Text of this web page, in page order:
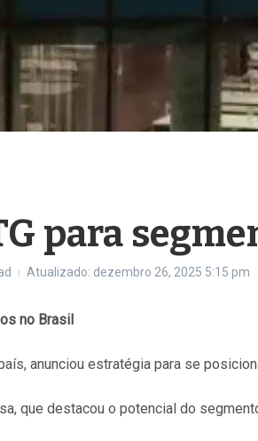
para
Atualizado: dezembro 26, 2025 5:15 pm
no Brasil
anunciou estratégia para se
que destacou o potencial do